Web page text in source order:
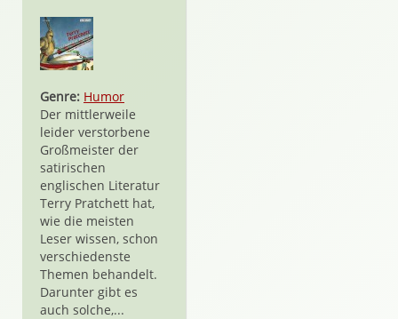
Genre: Humor
Der mittlerweile
leider verstorbene
Großmeister der
satirischen
englischen Literatur
Terry Pratchett hat,
wie die meisten
Leser wissen, schon
verschiedenste
Themen behandelt.
Darunter gibt es
auch solche,...